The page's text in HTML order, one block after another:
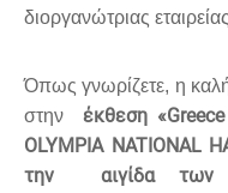
διοργανώτριας
Όπως γνωρίζετε, η
στην έκθεση
OLYMPIA NATIONAL
την αιγίδα των